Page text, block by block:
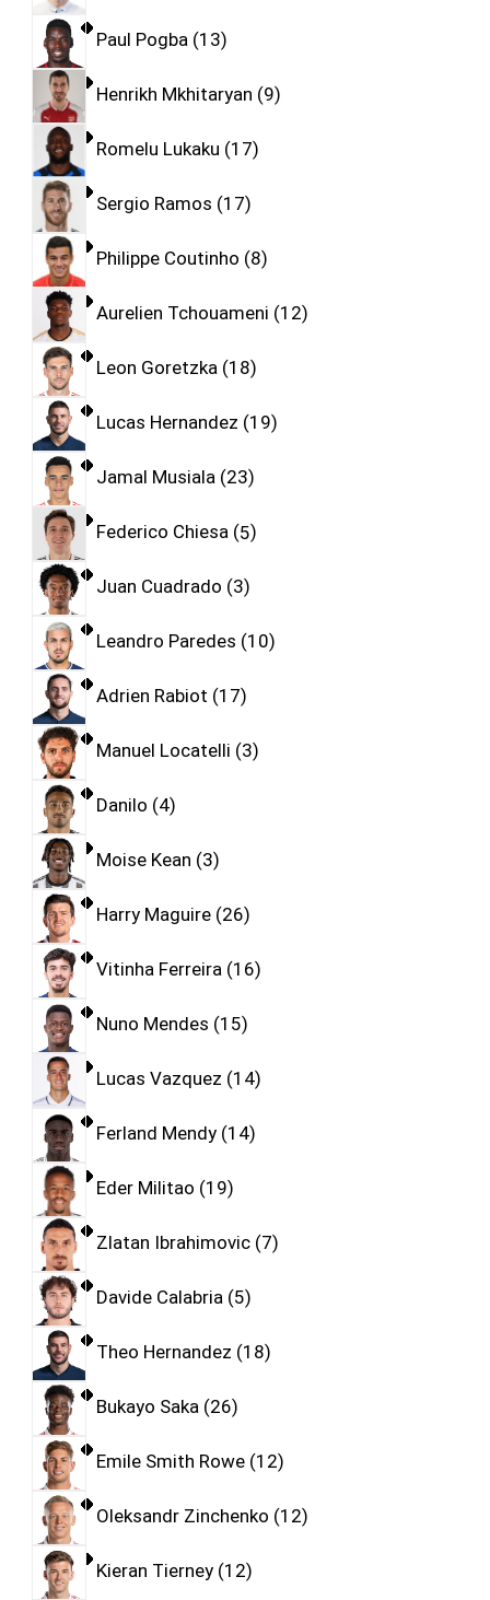
Paul Pogba 13
Henrikh Mkhitaryan 9
Romelu Lukaku 17
Sergio Ramos 17
Philippe Coutinho 8
Aurelien Tchouameni 12
Leon Goretzka 18
Lucas Hernandez 19
Jamal Musiala 23
Federico Chiesa 5
Juan Cuadrado 3
Leandro Paredes 10
Adrien Rabiot 17
Manuel Locatelli 3
Danilo 4
Moise Kean 3
Harry Maguire 26
Vitinha Ferreira 16
Nuno Mendes 15
Lucas Vazquez 14
Ferland Mendy 14
Eder Militao 19
Zlatan Ibrahimovic 7
Davide Calabria 5
Theo Hernandez 18
Bukayo Saka 26
Emile Smith Rowe 12
Oleksandr Zinchenko 12
Kieran Tierney 12